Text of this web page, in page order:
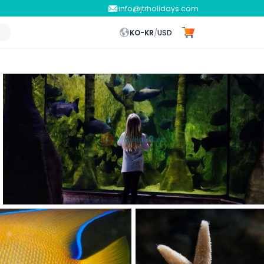
info@jtrholidays.com
KO-KR/USD